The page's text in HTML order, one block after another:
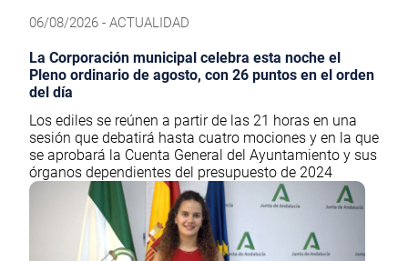
06/08/2026 - ACTUALIDAD
La Corporación municipal celebra esta noche el
Pleno ordinario de agosto, con 26 puntos en el orden
del día
Los ediles se reúnen a partir de las 21 horas en una
sesión que debatirá hasta cuatro mociones y en la que
se aprobará la Cuenta General del Ayuntamiento y sus
órganos dependientes del presupuesto de 2024